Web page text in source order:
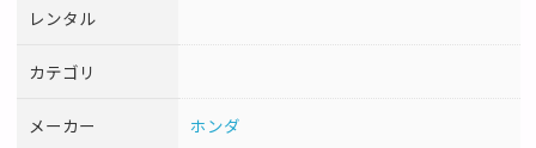
レンタル
カテゴリ
メーカー ホンダ